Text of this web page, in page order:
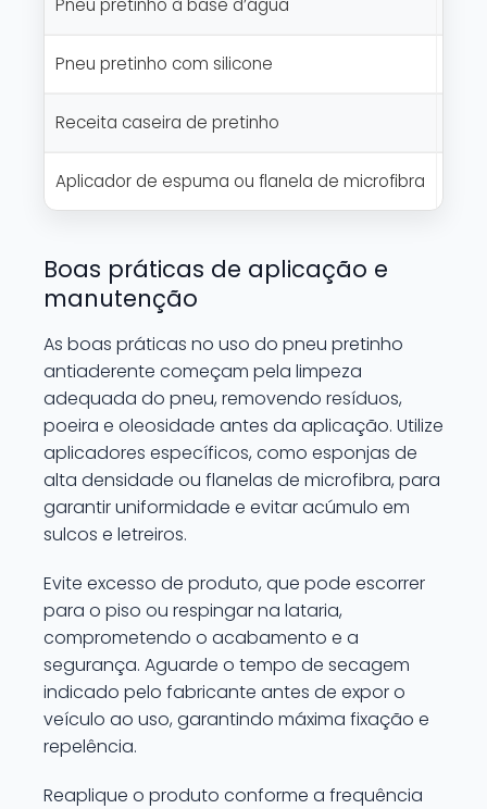
Pneu pretinho à base d’água
Pneu pretinho com silicone
Receita caseira de pretinho
Aplicador de espuma ou flanela de microfibra
Boas práticas de aplicação e
manutenção
As boas práticas no uso do pneu pretinho
antiaderente começam pela limpeza
adequada do pneu, removendo resíduos,
poeira e oleosidade antes da aplicação. Utilize
aplicadores específicos, como esponjas de
alta densidade ou flanelas de microfibra, para
garantir uniformidade e evitar acúmulo em
sulcos e letreiros.
Evite excesso de produto, que pode escorrer
para o piso ou respingar na lataria,
comprometendo o acabamento e a
segurança. Aguarde o tempo de secagem
indicado pelo fabricante antes de expor o
veículo ao uso, garantindo máxima fixação e
repelência.
Reaplique o produto conforme a frequência